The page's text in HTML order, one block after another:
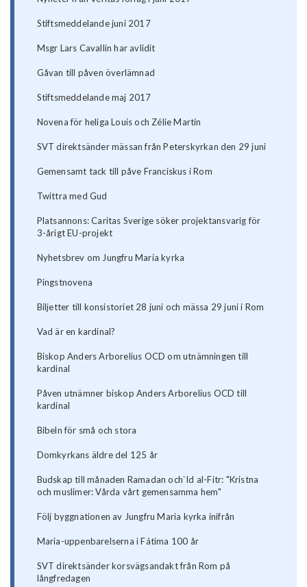
Stiftsmeddelande juni 2017
Msgr Lars Cavallin har avlidit
Gåvan till påven överlämnad
Stiftsmeddelande maj 2017
Novena för heliga Louis och Zélie Martin
SVT direktsänder mässan från Peterskyrkan den 29 juni
Gemensamt tack till påve Franciskus i Rom
Twittra med Gud
Platsannons: Caritas Sverige söker projektansvarig för
3-årigt EU-projekt
Nyhetsbrev om Jungfru Maria kyrka
Pingstnovena
Biljetter till konsistoriet 28 juni och mässa 29 juni i Rom
Vad är en kardinal?
Biskop Anders Arborelius OCD om utnämningen till
kardinal
Påven utnämner biskop Anders Arborelius OCD till
kardinal
Bibeln för små och stora
Domkyrkans äldre del 125 år
Budskap till månaden Ramadan och`Id al-Fitr: "Kristna
och muslimer: Vårda vårt gemensamma hem"
Följ byggnationen av Jungfru Maria kyrka inifrån
Maria-uppenbarelserna i Fátima 100 år
SVT direktsänder korsvägsandakt från Rom på
långfredagen